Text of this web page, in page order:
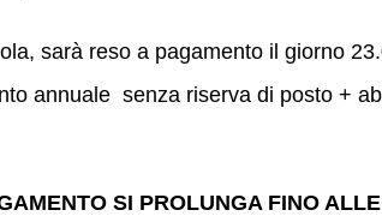
sarà reso a pagamento il giorno
annuale senza riserva di posto +
SI PROLUNGA FINO